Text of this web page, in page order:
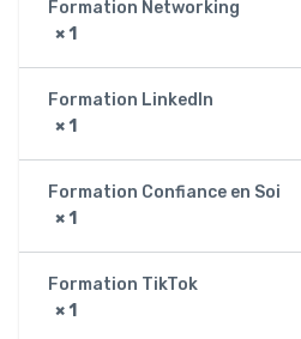
Formation Networking
× 1
Formation LinkedIn
× 1
Formation Confiance en Soi
× 1
Formation TikTok
× 1